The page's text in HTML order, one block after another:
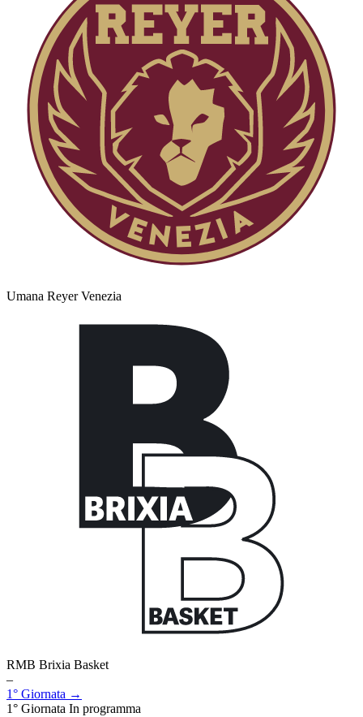
Umana Reyer Venezia
RMB Brixia Basket
–
1° Giornata →
1° Giornata In programma